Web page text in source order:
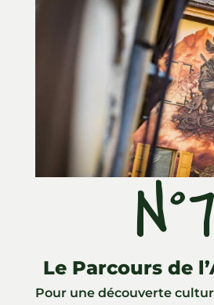
N°7
ll
Le Parcours de
Pour une découverte